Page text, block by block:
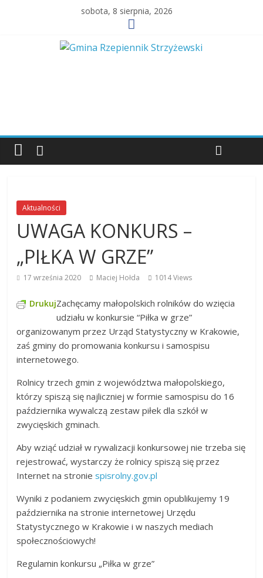
sobota, 8 sierpnia, 2026
Aktualności
UWAGA KONKURS –
„PIŁKA W GRZE”
17 września 2020 Maciej Hołda 1014 Views
DrukujZachęcamy małopolskich rolników do wzięcia
udziału w konkursie “Piłka w grze”
organizowanym przez Urząd Statystyczny w Krakowie,
zaś gminy do promowania konkursu i samospisu
internetowego.
Rolnicy trzech gmin z województwa małopolskiego,
którzy spiszą się najliczniej w formie samospisu do 16
października wywalczą zestaw piłek dla szkół w
zwycięskich gminach.
Aby wziąć udział w rywalizacji konkursowej nie trzeba się
rejestrować, wystarczy że rolnicy spiszą się przez
Internet na stroniespisrolny.gov.pl
Wyniki z podaniem zwycięskich gmin opublikujemy 19
października na stronie internetowej Urzędu
Statystycznego w Krakowie i w naszych mediach
społecznościowych!
Regulamin konkursu „Piłka w grze”